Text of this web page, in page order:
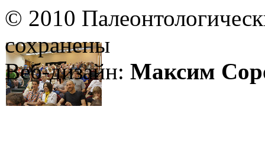
© 2010
сохранены
Веб-дизайн: Максим